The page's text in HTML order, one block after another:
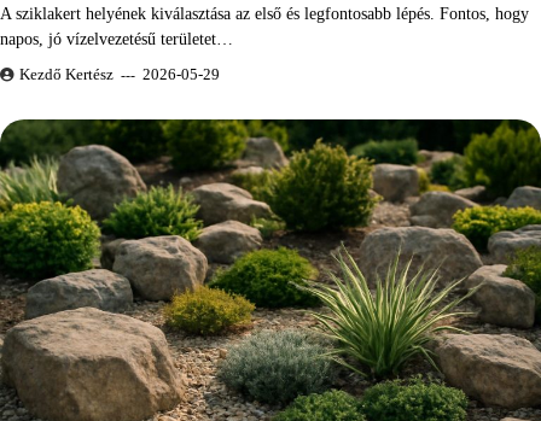
A sziklakert helyének kiválasztása az első és legfontosabb lépés. Fontos, hogy
napos, jó vízelvezetésű területet…
Kezdő Kertész 2026-05-29